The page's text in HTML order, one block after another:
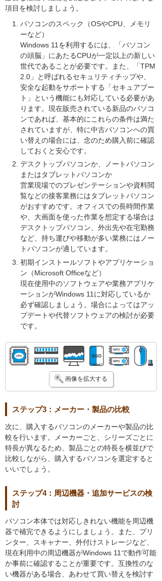
項目を検討しましょう。
パソコンのスペック（OSやCPU、メモリ
ーなど）
Windows 11を利用するには、「パソコン
の頭脳」にあたるCPUが一定以上の新しい
世代であることが必要です。また、「TPM
2.0」と呼ばれるセキュリティチップや、
安全な起動をサポートする「セキュアブー
ト」という機能にも対応している必要があ
ります。現在販売されている新品のパソコ
ンであれば、基本的にこれらの条件は満た
されていますが、特に中古パソコンへの買
い替えの場合には、念のため購入前に確認
しておくと安心です。
デスクトップパソコンか、ノートパソコン
またはタブレットパソコンか
営業現場でのプレゼンテーションや資料閲
覧などの接客業務にはタブレットパソコン
がおすすめです。オフィスでの長時間作業
や、大画面を使った作業を想定する場合は
デスクトップパソコン、外出先や在宅勤務
など、持ち運びや移動が多い業務にはノー
トパソコンが適しています。
初期インストールソフトやアプリケーショ
ン（Microsoft Officeなど）
現在使用中のソフトウェアや業務アプリケ
ーションがWindows 11に対応しているか
必ず確認しましょう。場合によってはアッ
プデートや代替ソフトウェアの検討が必要
です。
画像を拡大する
ステップ3：メーカー・製品の比較
次に、購入するパソコンのメーカーや製品の比
較を行います。メーカーごと、シリーズごとに
特長が異なるため、製品ごとの特長を横並びで
比較しながら、購入するパソコンを選定すると
いいでしょう。
ステップ4：周辺機器・追加サービスの検
討
パソコン本体では対応しきれない機能を周辺機
器で補完できるようにしましょう。また、プリ
ンター、スキャナー、外付けストレージなど、
現在利用中の周辺機器がWindows 11で動作可能
か事前に確認することが重要です。互換性のな
い機器がある場合、あわせて買い替えを検討す